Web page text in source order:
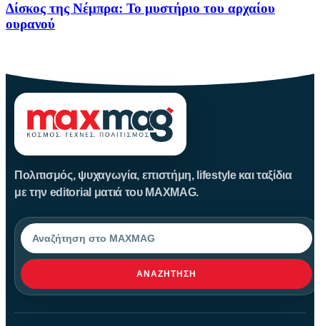
Δίσκος της Νέμπρα: Το μυστήριο του αρχαίου
ουρανού
Πολιτισμός, ψυχαγωγία, επιστήμη, lifestyle και ταξίδια
με την editorial ματιά του MAXMAG.
Αναζήτηση
ΑΝΑΖΉΤΗΣΗ